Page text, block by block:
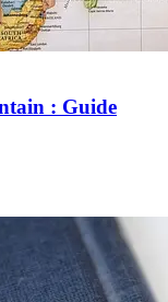
: Guide